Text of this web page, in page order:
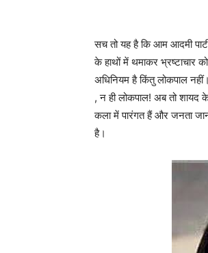
सच तो यह है कि आम आदमी
के हाथों में थमाकर भ्रष्टाचार
अधिनियम है किंतु लोकपाल
, न ही लोकपाल! अब तो शायद
कला में पारंगत हैं और जनता
है।